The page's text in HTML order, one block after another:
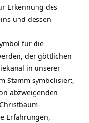
Erkennung des
und dessen
für die
der göttlichen
in unserer
Stamm symbolisiert,
abzweigenden
Erfahrungen,